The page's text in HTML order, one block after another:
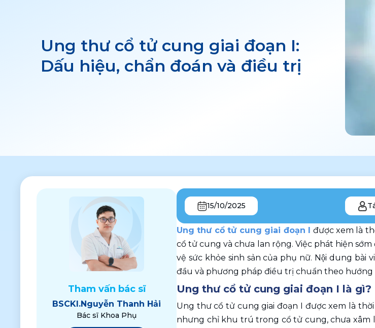
Ung thư cổ tử cung giai đoạn I:
Dấu hiệu, chẩn đoán và điều trị
Tham vấn bác sĩ
BSCKI.Nguyễn Thanh Hải
Bác sĩ Khoa Phụ
15/10/2025
Ung thư cổ tử cung giai đoạn I được xem là
cổ tử cung và chưa lan rộng. Việc phát hiện
vệ sức khỏe sinh sản của phụ nữ. Nội dung
đầu và phương pháp điều trị chuẩn theo hướng
Ung thư cổ tử cung giai đoạn I là gì?
Ung thư cổ tử cung giai đoạn I được xem là
nhưng chỉ khu trú trong cổ tử cung, chưa xâm